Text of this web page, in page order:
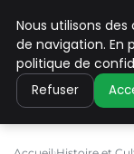
Nous utilisons
de navigation. En
politique de
Refuser